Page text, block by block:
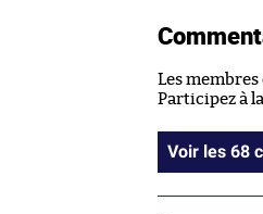
Les
Participez à